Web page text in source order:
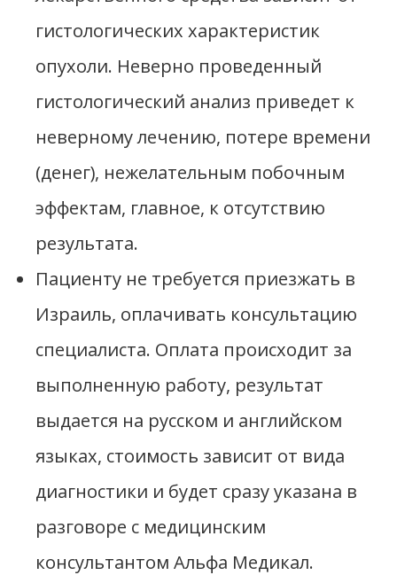
гистологических характеристик
опухоли. Неверно проведенный
гистологический анализ приведет к
неверному лечению, потере времени
(денег), нежелательным побочным
эффектам, главное, к отсутствию
результата.
Пациенту не требуется приезжать в
Израиль, оплачивать консультацию
специалиста. Оплата происходит за
выполненную работу, результат
выдается на русском и английском
языках, стоимость зависит от вида
диагностики и будет сразу указана в
разговоре с медицинским
консультантом Альфа Медикал.